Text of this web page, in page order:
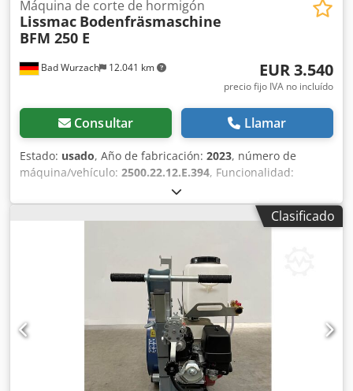
máquina por videollamada.
Bad Wurzach 12.041 km
Máquina de corte de hormigón
Lissmac Bodenfräsmaschine
BFM 250 E
EUR 3.540
precio fijo IVA no incluído
Consultar Llamar
Estado: usado, Año de fabricación: 2023, número de
máquina/vehículo: 2500.22.12.E.394, Funcionalidad:
, Garantía de 12 meses, excepto el
motor Csdpfxjy H Ak Es Agpjrf
Clasificado